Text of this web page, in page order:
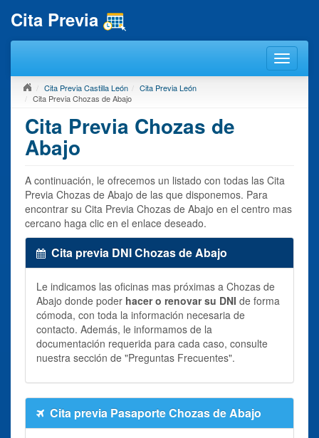
Cita Previa
Cita Previa Castilla León
Cita Previa León
Cita Previa Chozas de Abajo
Cita Previa Chozas de
Abajo
A continuación, le ofrecemos un listado con todas las Cita
Previa Chozas de Abajo de las que disponemos. Para
encontrar su Cita Previa Chozas de Abajo en el centro mas
cercano haga clic en el enlace deseado.
Cita previa DNI Chozas de Abajo
Le indicamos las oficinas mas próximas a Chozas de
Abajo donde poder hacer o renovar su DNI de forma
cómoda, con toda la información necesaria de
contacto. Además, le informamos de la
documentación requerida para cada caso, consulte
nuestra sección de "Preguntas Frecuentes".
Cita previa Pasaporte Chozas de Abajo